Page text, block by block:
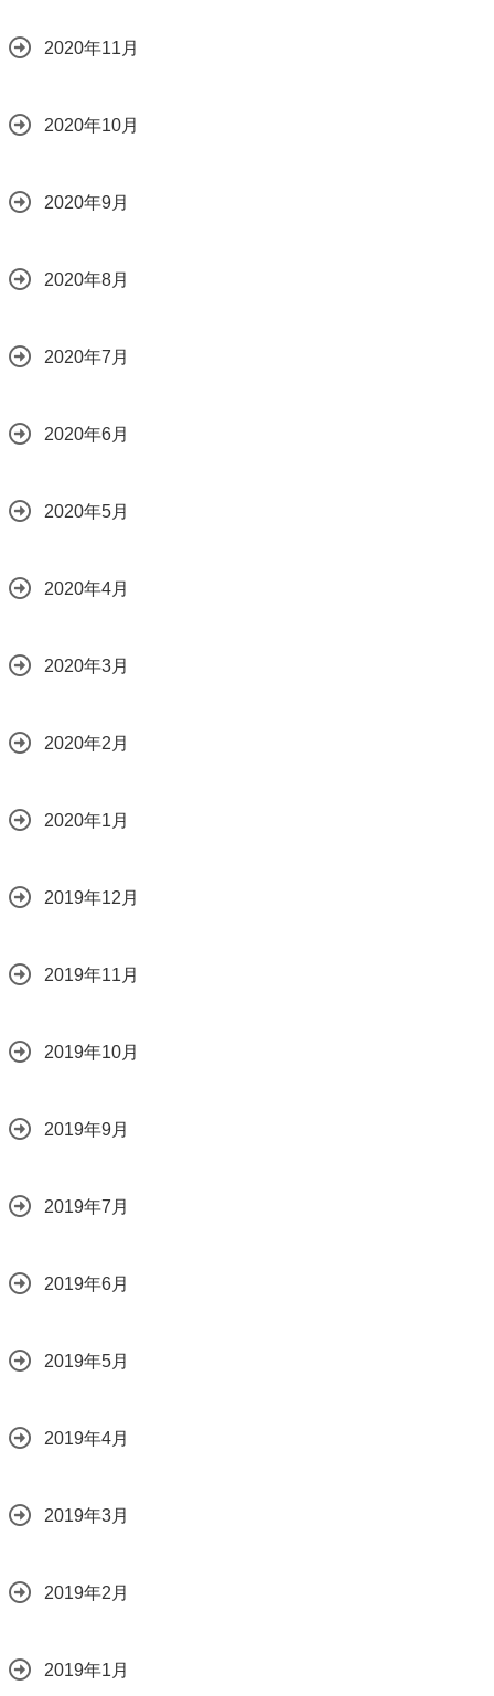
2020年11月
2020年10月
2020年9月
2020年8月
2020年7月
2020年6月
2020年5月
2020年4月
2020年3月
2020年2月
2020年1月
2019年12月
2019年11月
2019年10月
2019年9月
2019年7月
2019年6月
2019年5月
2019年4月
2019年3月
2019年2月
2019年1月